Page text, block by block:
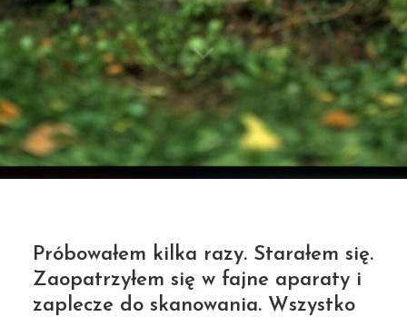
Próbowałem kilka razy. Starałem się.
Zaopatrzyłem się w fajne aparaty i
zaplecze do skanowania. Wszystko